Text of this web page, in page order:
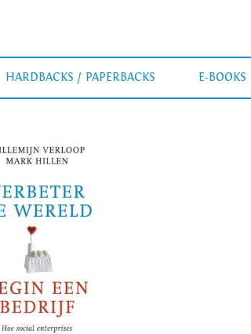
HARDBACKS / PAPERBACKS E-BOOKS